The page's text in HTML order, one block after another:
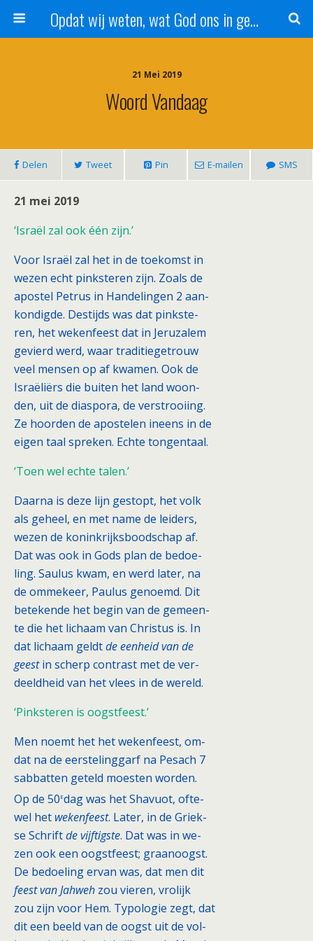
Opdat wij weten, wat God ons in genade schenkt!
21 Mei 2019
Woord Vandaag
Delen Tweet Pin E-mailen SMS
21 mei 2019
‘Israël zal ook één zijn.’
Voor Israël zal het in de toekomst in
wezen echt pinksteren zijn. Zoals de
apostel Petrus in Handelingen 2 aan-
kondigde. Destijds was dat pinkste-
ren, het wekenfeest dat in Jeruzalem
gevierd werd, waar traditiegetrouw
veel mensen op af kwamen. Ook de
Israëliërs die buiten het land woon-
den, uit de diaspora, de verstrooiing.
Ze hoorden de apostelen ineens in de
eigen taal spreken. Echte tongentaal.
‘Toen wel echte talen.’
Daarna is deze lijn gestopt, het volk
als geheel, en met name de leiders,
wezen de koninkrijksboodschap af.
Dat was ook in Gods plan de bedoe-
ling. Saulus kwam, en werd later, na
de ommekeer, Paulus genoemd. Dit
betekende het begin van de gemeen-
te die het lichaam van Christus is. In
dat lichaam geldtde eenheid van de
geestin scherp contrast met de ver-
deeldheid van het vlees in de wereld.
‘Pinksteren is oogstfeest.’
Men noemt het het wekenfeest, om-
dat na de eerstelinggarf na Pesach 7
sabbatten geteld moesten worden.
Op de 50edag was het Shavuot, ofte-
wel het wekenfeest. Later, in de Griek-
se Schriftde vijftigste. Dat was in we-
zen ook een oogstfeest; graanoogst.
De bedoeling ervan was, dat men dit
feest van Jahweh zou vieren, vrolijk
zou zijn voor Hem. Typologie zegt, dat
dit een beeld van de oogst uit de vol-